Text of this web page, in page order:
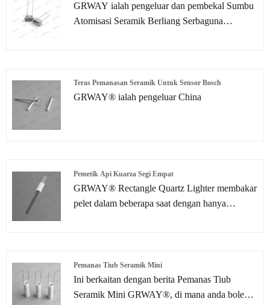
GRWAY ialah pengeluar dan pembekal Sumbu
Atomisasi Seramik Berliang Serbaguna
seramik sedia ada kami, kami juga menyediakan
penyelesaian dan perkhidmatan elemen pemanas
Teras Pemanasan Seramik Untuk Sensor Bosch
GRWAY® ialah pengeluar China
Pemetik Api Kuarza Segi Empat
GRWAY® Rectangle Quartz Lighter membakar
pelet dalam beberapa saat dengan hanya
dikurangkan kepada kurang daripada 60 saat.
Pemanas Tiub Seramik Mini
Ini berkaitan dengan berita Pemanas Tiub
Seramik Mini GRWAY®, di mana anda boleh